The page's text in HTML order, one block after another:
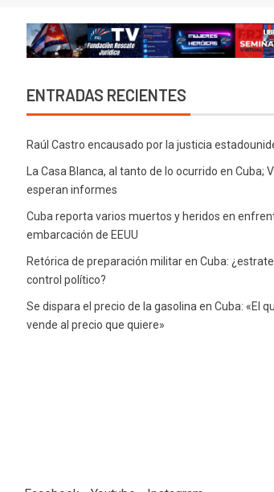
ENTRADAS RECIENTES
Raúl Castro encausado por la justicia
La Casa Blanca, al tanto de lo ocurrido en Cuba;
esperan informes
Cuba reporta varios muertos y heridos en
embarcación de EEUU
Retórica de preparación militar en Cuba:
control político?
Se dispara el precio de la gasolina en Cuba: «El
vende al precio que quiere»